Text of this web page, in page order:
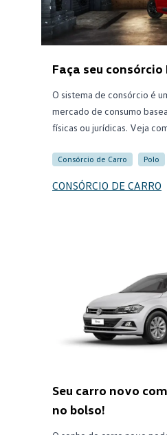
Faça seu consórcio
O sistema de consórcio é
mercado de consumo
físicas ou jurídicas. Veja
Consórcio de Carro Polo
CONSÓRCIO DE CARRO
Seu carro novo
no bolso!